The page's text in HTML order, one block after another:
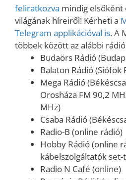
feliratkozva mindig
világának híreiről! Kérheti a
Telegram applikációval is. A
többek között az alábbi
Budaörs Rádió
Balaton Rádió (Siófok
Mega Rádió
Orosháza FM 90,2
MHz)
Csaba Rádió
Radio-B (online rádió)
Hobby Rádió (online
kábelszolgáltatók
Radio N Café (online)